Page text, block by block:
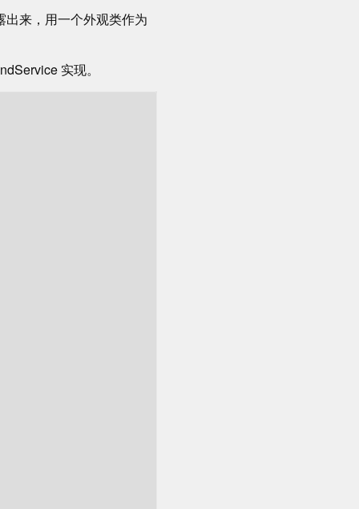
来，用一个外观类作为
实现。